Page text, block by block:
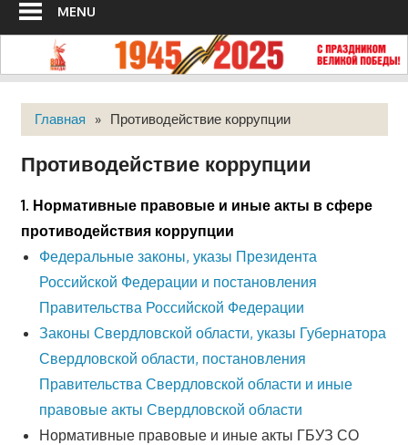
MENU
Главная » Противодействие коррупции
Противодействие коррупции
1. Нормативные правовые и иные акты в сфере
противодействия коррупции
Федеральные законы, указы Президента
Российской Федерации и постановления
Правительства Российской Федерации
Законы Свердловской области, указы Губернатора
Свердловской области, постановления
Правительства Свердловской области и иные
правовые акты Свердловской области
Нормативные правовые и иные акты ГБУЗ СО